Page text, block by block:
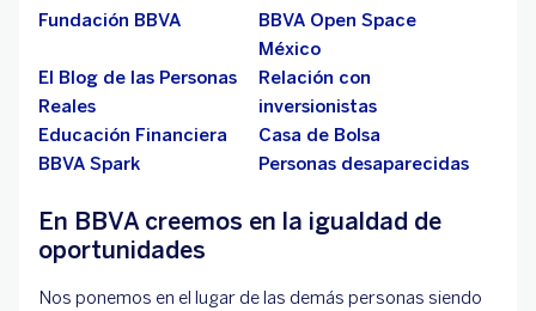
Fundación BBVA
BBVA Open Space
México
El Blog de las Personas
Reales
Relación con
inversionistas
Educación Financiera
Casa de Bolsa
BBVA Spark
Personas desaparecidas
En BBVA creemos en la igualdad de
oportunidades
Nos ponemos en el lugar de las demás personas siendo